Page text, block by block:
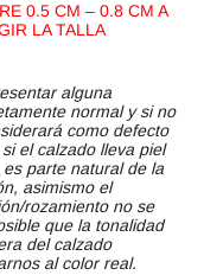
0.5 CM – 0.8 CM A
LA TALLA
alguna
normal y si no
como defecto
el calzado lleva piel
parte natural de la
asimismo el
rozamiento no se
que la tonalidad
del calzado
al color real.